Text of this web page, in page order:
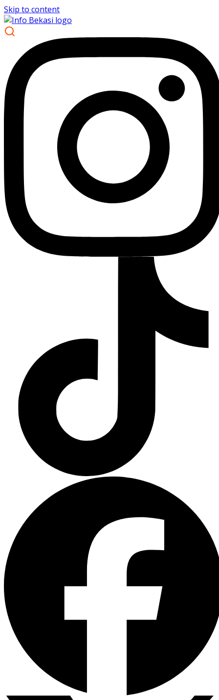
Skip to content